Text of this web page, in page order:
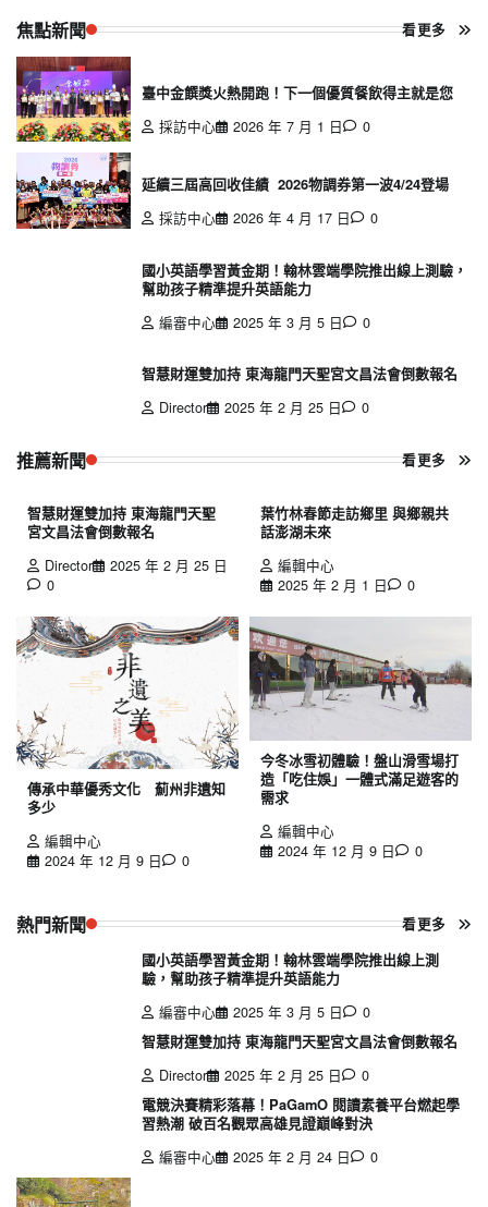
焦點新聞 看更多
臺中金饌獎火熱開跑！下一個優質餐飲得主就是您
採訪中心
2026 年 7 月 1 日 0
延續三屆高回收佳績 2026物調券第一波4/24登場
採訪中心
2026 年 4 月 17 日 0
國小英語學習黃金期！翰林雲端學院推出線上測驗，
幫助孩子精準提升英語能力
編審中心
2025 年 3 月 5 日 0
智慧財運雙加持 東海龍門天聖宮文昌法會倒數報名
Director
2025 年 2 月 25 日 0
推薦新聞 看更多
智慧財運雙加持 東海龍門天聖
宮文昌法會倒數報名
Director
2025 年 2 月 25 日
0
葉竹林春節走訪鄉里 與鄉親共
話澎湖未來
編輯中心
2025 年 2 月 1 日
0
傳承中華優秀文化 薊州非遺知
多少
編輯中心
2024 年 12 月 9 日
0
今冬冰雪初體驗！盤山滑雪場打
造「吃住娛」一體式滿足遊客的
需求
編輯中心
2024 年 12 月 9 日
0
熱門新聞 看更多
國小英語學習黃金期！翰林雲端學院推出線上測
驗，幫助孩子精準提升英語能力
編審中心
2025 年 3 月 5 日
0
智慧財運雙加持 東海龍門天聖宮文昌法會倒數報名
Director
2025 年 2 月 25 日
0
電競決賽精彩落幕！PaGamO 閱讀素養平台燃起學
習熱潮 破百名觀眾高雄見證巔峰對決
編審中心
2025 年 2 月 24 日 0